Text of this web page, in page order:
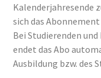
Kalenderjahresende
sich das
Bei Studierenden und
endet das Abo
Ausbildung bzw. des